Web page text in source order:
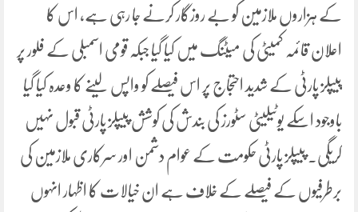
کے ہزاروں ملازمین کو بے روزگار کرنے جا رہی ہے، اس کا
اعلان قائمہ کمیٹی کی میٹنگ میں کیا گیا جبکہ قومی اسمبلی کے فلور پر
پیپلز پارٹی کے شدید احتجاج پر اس فیصلے کو واپس لینے کا وعدہ کیا گیا
باوجود اسکے یوٹیلیٹی سٹورز کی بندش کی کوشش پیپلز پارٹی قبول نہیں
کریگی۔ پیپلز پارٹی حکومت کے عوام دشمن اور سرکاری ملازمین کی
برطرفیوں کے فیصلے کے خلاف ہے ان خیالات کا اظہار انہوں